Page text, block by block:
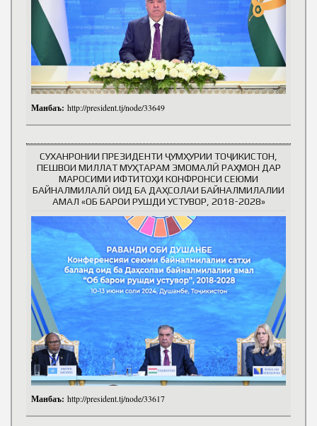
Манбаъ: http://president.tj/node/33649
СУХАНРОНИИ ПРЕЗИДЕНТИ ҶУМҲУРИИ ТОҶИКИСТОН,
ПЕШВОИ МИЛЛАТ МУҲТАРАМ ЭМОМАЛӢ РАҲМОН ДАР
МАРОСИМИ ИФТИТОҲИ КОНФРОНСИ СЕЮМИ
БАЙНАЛМИЛАЛӢ ОИД БА ДАҲСОЛАИ БАЙНАЛМИЛАЛИИ
АМАЛ «ОБ БАРОИ РУШДИ УСТУВОР, 2018-2028»
Манбаъ: http://president.tj/node/33617